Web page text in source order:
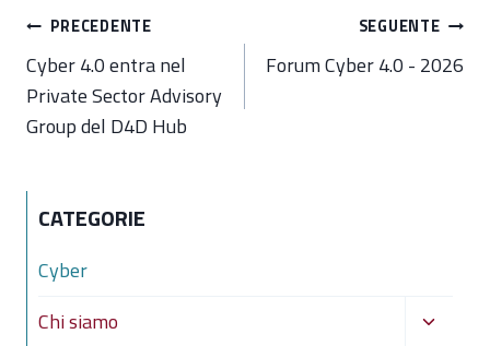
Navigazione
articoli
PRECEDENTE
Cyber 4.0 entra nel
Private Sector Advisory
Group del D4D Hub
SEGUENTE
Forum Cyber 4.0 - 2026
CATEGORIE
Cyber
Chi siamo
Alterna